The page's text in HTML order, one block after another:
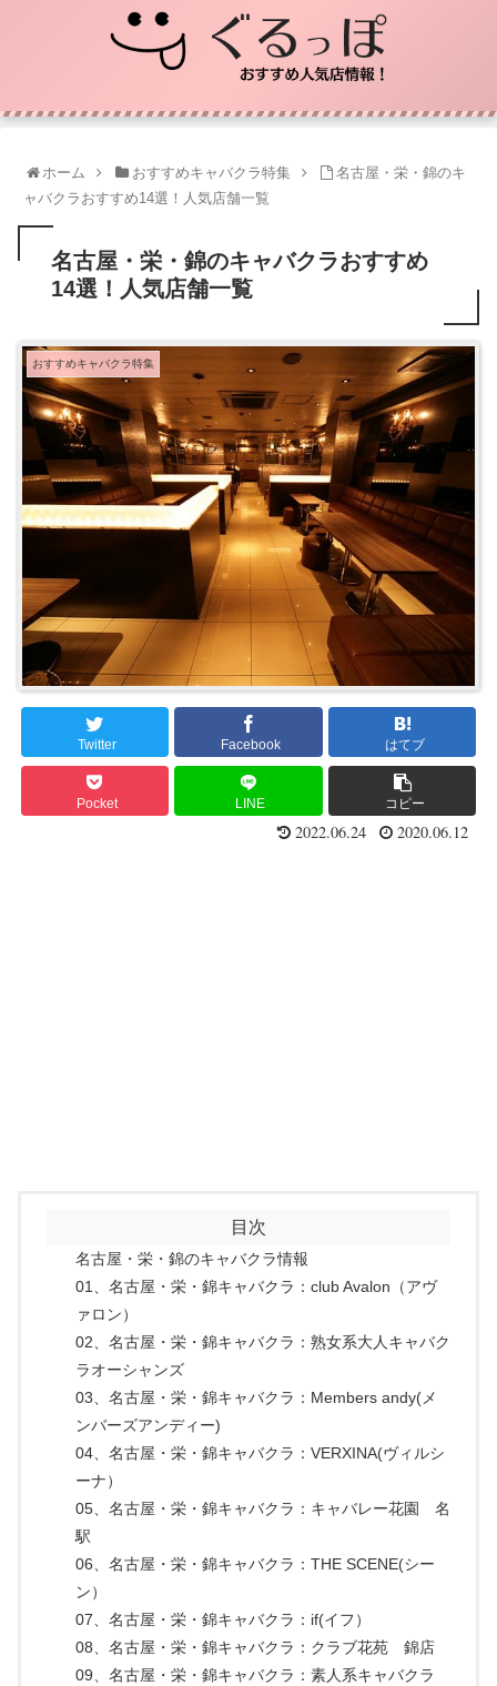
ホーム おすすめキャバクラ特集
名古屋・栄・錦のキ
ャバクラおすすめ14選！人気店舗一覧
名古屋・栄・錦のキャバクラおすすめ
14選！人気店舗一覧
おすすめキャバクラ特集
Twitter Facebook はてブ
Pocket LINE コピー
2022.06.24 2020.06.12
目次
名古屋・栄・錦のキャバクラ情報
01、名古屋・栄・錦キャバクラ：club Avalon（アヴ
ァロン）
02、名古屋・栄・錦キャバクラ：熟女系大人キャバク
ラオーシャンズ
03、名古屋・栄・錦キャバクラ：Members andy(メ
ンバーズアンディー)
04、名古屋・栄・錦キャバクラ：VERXINA(ヴィルシ
ーナ）
05、名古屋・栄・錦キャバクラ：キャバレー花園 名
駅
06、名古屋・栄・錦キャバクラ：THE SCENE(シー
ン）
07、名古屋・栄・錦キャバクラ：if(イフ）
08、名古屋・栄・錦キャバクラ：クラブ花苑 錦店
09、名古屋・栄・錦キャバクラ：素人系キャバクラ